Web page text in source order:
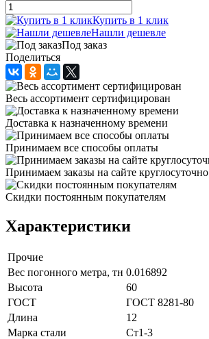
Купить в 1 клик
Нашли дешевле
Под заказ
Поделиться
Весь ассортимент сертифицирован
Доставка к назначенному времени
Принимаем все способы оплаты
Принимаем заказы на сайте круглосуточно
Скидки постоянным покупателям
Характеристики
Прочие
Вес погонного метра, тн 0.016892
Высота
60
ГОСТ
ГОСТ 8281-80
Длина
12
Марка стали
Ст1-3